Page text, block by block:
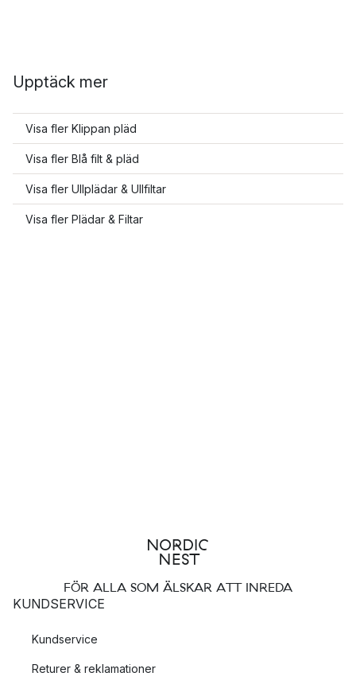
Upptäck mer
Visa fler Klippan pläd
Visa fler Blå filt & pläd
Visa fler Ullplädar & Ullfiltar
Visa fler Plädar & Filtar
FÖR ALLA SOM ÄLSKAR ATT INREDA
KUNDSERVICE
Kundservice
Returer & reklamationer